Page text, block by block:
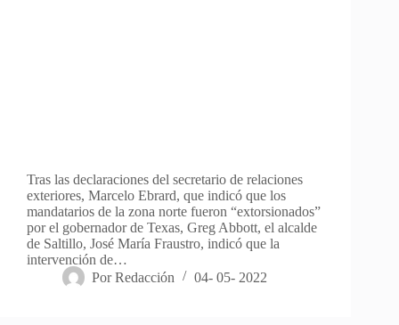
Tras las declaraciones del secretario de relaciones
exteriores, Marcelo Ebrard, que indicó que los
mandatarios de la zona norte fueron “extorsionados”
por el gobernador de Texas, Greg Abbott, el alcalde
de Saltillo, José María Fraustro, indicó que la
intervención de…
Por Redacción 04- 05- 2022